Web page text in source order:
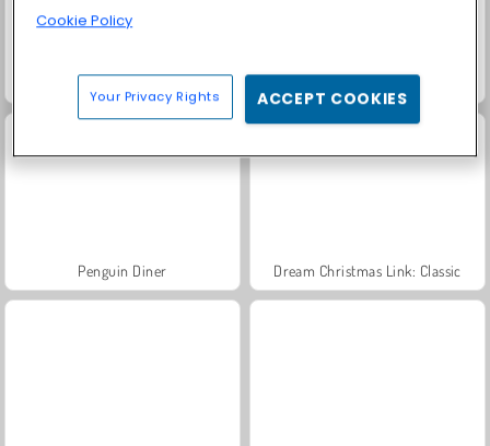
Shop Sorting Xmas
Penguin Diner Dream Christmas Link: Classic
Cookie Policy
Your Privacy Rights ACCEPT COOKIES